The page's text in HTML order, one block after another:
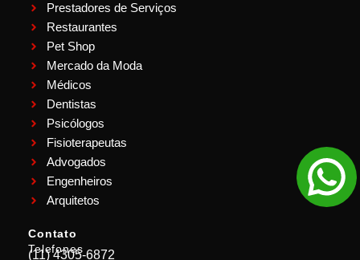
Prestadores de Serviços
Restaurantes
Pet Shop
Mercado da Moda
Médicos
Dentistas
Psicólogos
Fisioterapeutas
Advogados
Engenheiros
Arquitetos
Contato
Telefones
(11) 4305-6872